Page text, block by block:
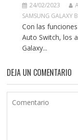
24/02/2023
SAMSUNG GALAXY
Con las
Auto Switch, los
Galaxy...
DEJA UN COMENTARIO